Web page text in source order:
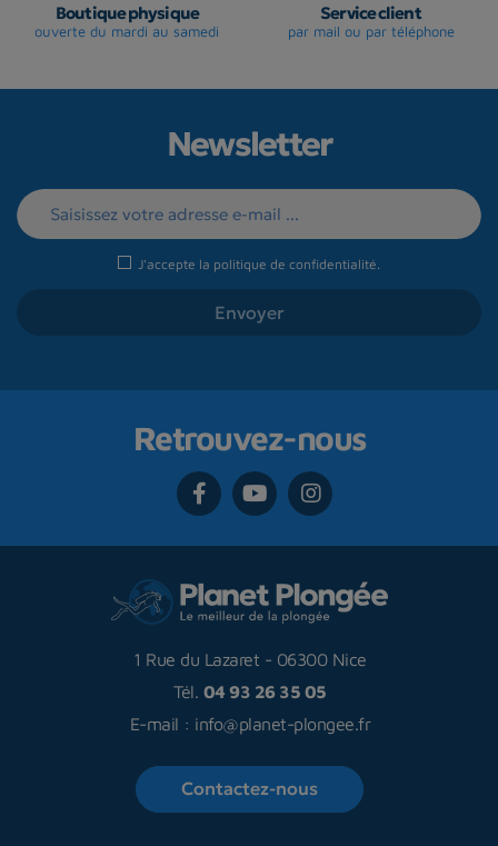
Boutique physique
ouverte du mardi au samedi
Service client
par mail ou par téléphone
Newsletter
J'accepte la politique de confidentialité
Retrouvez-nous
1 Rue du Lazaret - 06300 Nice
Tél. 04 93 26 35 05
E-mail : info@planet-plongee.fr
Contactez-nous